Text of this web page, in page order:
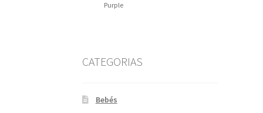
Purple
CATEGORIAS
Bebés